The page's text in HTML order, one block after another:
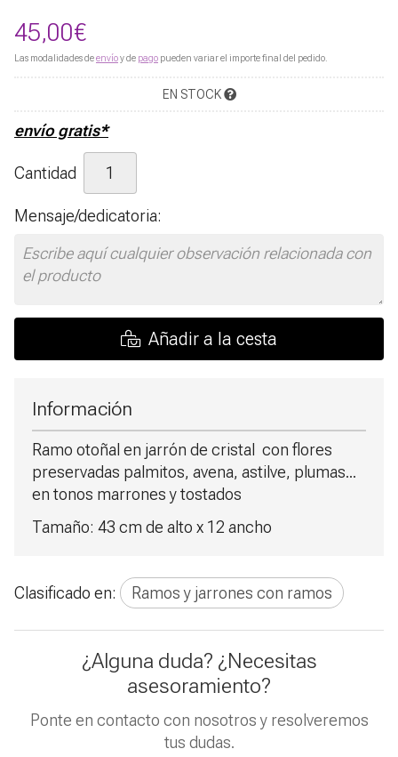
45,00€
Las modalidades deenvíoy de pago pueden variar el importe final del pedido.
EN STOCK
envío gratis*
Cantidad
Mensaje/dedicatoria:
Añadir a la cesta
Información
Ramo otoñal en jarrón de cristal con flores
preservadas palmitos, avena, astilve, plumas...
en tonos marrones y tostados
Tamaño: 43 cm de alto x 12 ancho
Clasificado en: Ramos y jarrones con ramos
¿Alguna duda? ¿Necesitas
asesoramiento?
Ponte en contacto con nosotros y resolveremos
tus dudas.